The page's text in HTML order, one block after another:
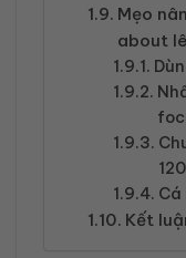
Mẹo
about
Kết